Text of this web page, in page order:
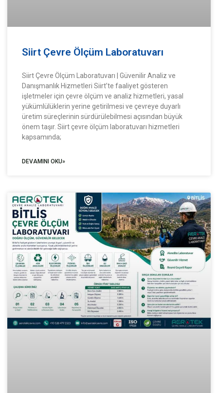
Siirt Çevre Ölçüm Laboratuvarı
Siirt Çevre Ölçüm Laboratuvarı | Güvenilir Analiz ve
Danışmanlık Hizmetleri Siirt’te faaliyet gösteren
işletmeler için çevre ölçüm ve analiz hizmetleri, yasal
yükümlülüklerin yerine getirilmesi ve çevreye duyarlı
üretim süreçlerinin sürdürülebilmesi açısından büyük
önem taşır. Siirt çevre ölçüm laboratuvarı hizmetleri
kapsamında;
DEVAMINI OKU»